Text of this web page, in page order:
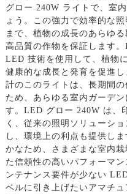
グロー 240W ライトで、室
ょう。この強力で効率的な
ま​​で、植物の成長のあらゆ
高品質の作物を保証します
LED 技術を使用して、植物
健康的な成長と発育を促進
計のこのライトは、長期間
ため、あらゆる室内ガーデ
す。LED グロー 240W は、
く、従来の照明ソリューシ
し、環境上の利点も提供し
かなため、さまざまな室内
た信頼性の高いパフォーマ
ンテナンス要件が少ない
ベルに引き上げたいアマチ